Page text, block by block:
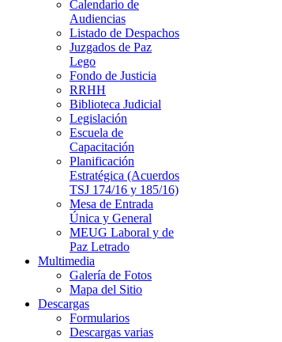
Calendario de
Audiencias
Listado de Despachos
Juzgados de Paz
Lego
Fondo de Justicia
RRHH
Biblioteca Judicial
Legislación
Escuela de
Capacitación
Planificación
Estratégica (Acuerdos
TSJ 174/16 y 185/16)
Mesa de Entrada
Única y General
MEUG Laboral y de
Paz Letrado
Multimedia
Galería de Fotos
Mapa del Sitio
Descargas
Formularios
Descargas varias